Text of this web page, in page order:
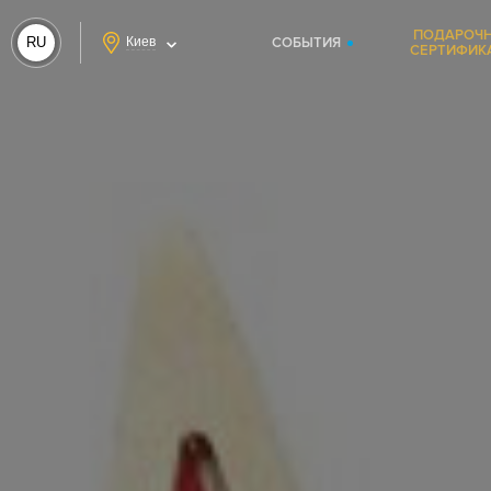
RU Киев СОБЫТИЯ